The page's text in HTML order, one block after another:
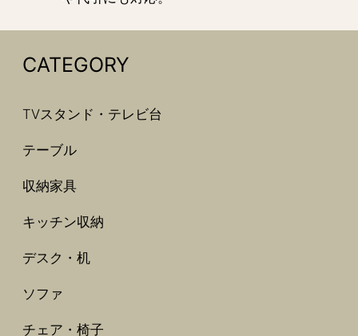
CATEGORY
TVスタンド・テレビ台
テーブル
収納家具
キッチン収納
デスク・机
ソファ
チェア・椅子